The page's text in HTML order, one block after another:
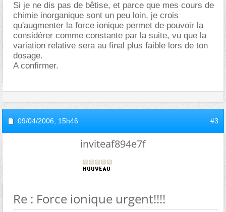
Si je ne dis pas de bêtise, et parce que mes cours de
chimie inorganique sont un peu loin, je crois
qu'augmenter la force ionique permet de pouvoir la
considérer comme constante par la suite, vu que la
variation relative sera au final plus faible lors de ton
dosage.
A confirmer.
09/04/2006, 15h46 #3
inviteaf894e7f
Re : Force ionique urgent!!!!